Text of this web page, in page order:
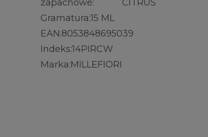
zapachowe:
CITRUS
Gramatura:15 ML
EAN:8053848695039
Indeks:14PIRCW
Marka:MILLEFIORI